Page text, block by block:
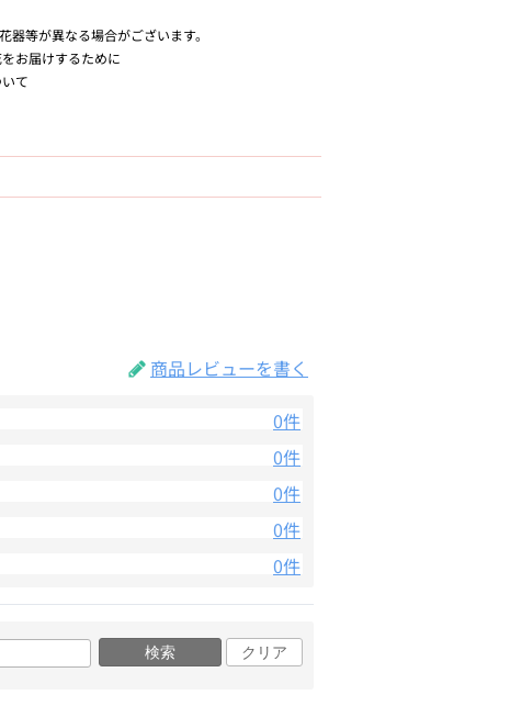
器等が異なる場合がございます。
お届けするために
て
商品レビューを書く
0件
0件
0件
0件
0件
検索 クリア